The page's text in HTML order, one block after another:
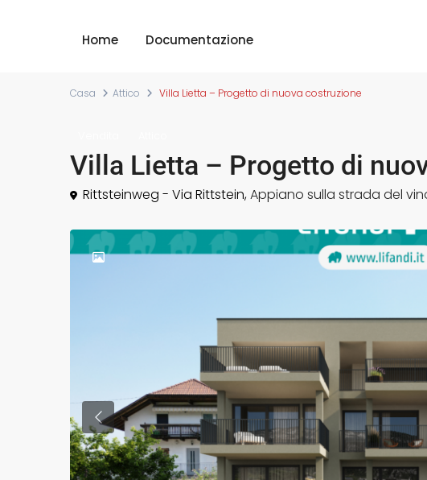
Home Documentazione
Casa Attico Villa Lietta – Progetto di nuova costruzione
Villa Lietta – Progetto di
Rittsteinweg - Via Rittstein,Appiano sulla strada del
Previous